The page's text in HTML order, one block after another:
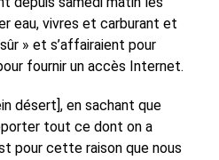
eau, vivres et carburant et
» et s’affairaient pour
fournir un accès Internet.
désert], en sachant que
tout ce dont on a
pour cette raison que nous